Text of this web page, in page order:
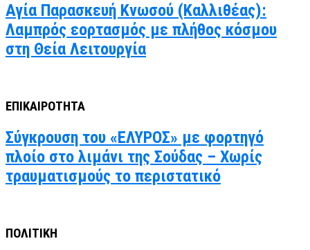
Αγία Παρασκευή Κνωσού (Καλλιθέας):
Λαμπρός εορτασμός με πλήθος κόσμου
στη Θεία Λειτουργία
ΕΠΙΚΑΙΡΟΤΗΤΑ
Σύγκρουση του «ΕΛΥΡΟΣ» με φορτηγό
πλοίο στο λιμάνι της Σούδας – Χωρίς
τραυματισμούς το περιστατικό
ΠΟΛΙΤΙΚΗ